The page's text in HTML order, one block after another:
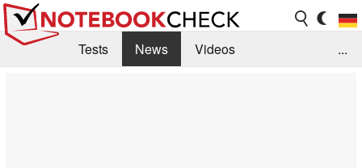
Tests News
Videos
...